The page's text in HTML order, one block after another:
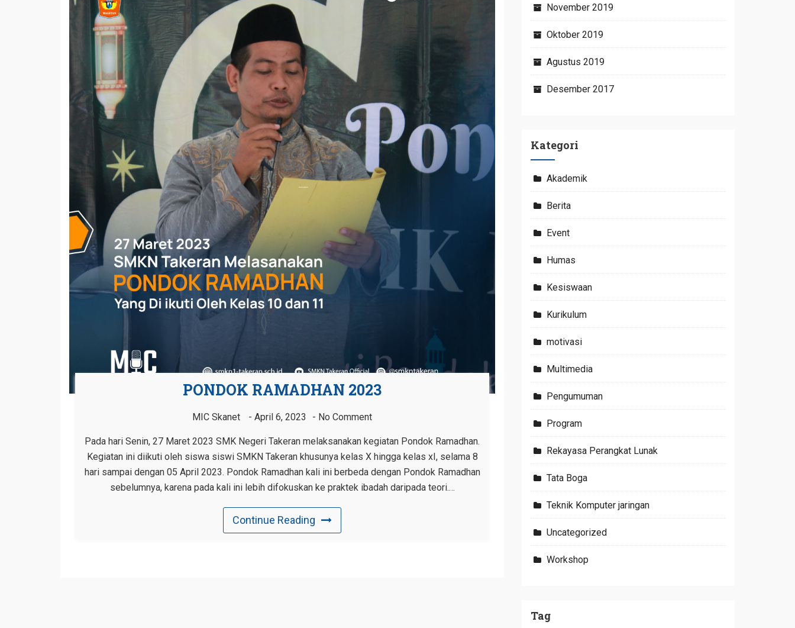
PONDOK RAMADHAN 2023
MIC Skanet April 6, 2023 No Comment
Pada hari Senin, 27 Maret 2023 SMK Negeri Takeran melaksanakan kegiatan Pondok Ramadhan.
Kegiatan ini diikuti oleh siswa siswi SMKN Takeran khusunya kelas X hingga kelas xI, selama 8
hari sampai dengan 05 April 2023. Pondok Ramadhan kali ini berbeda dengan Pondok Ramadhan
sebelumnya, karena pada kali ini lebih difokuskan ke praktek ibadah daripada teori.…
Continue Reading
November 2019
Oktober 2019
Agustus 2019
Desember 2017
Kategori
Akademik
Berita
Event
Humas
Kesiswaan
Kurikulum
motivasi
Multimedia
Pengumuman
Program
Rekayasa Perangkat Lunak
Tata Boga
Teknik Komputer jaringan
Uncategorized
Workshop
Tag